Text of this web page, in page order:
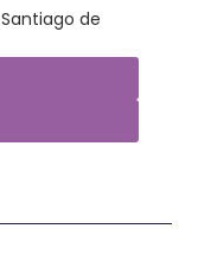
Santiago de